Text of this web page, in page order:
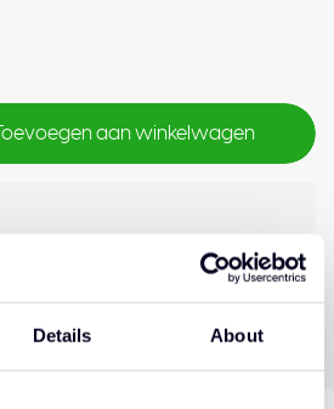
Details About
Toevoegen aan winkelwagen
Kwaliteitsgarantie